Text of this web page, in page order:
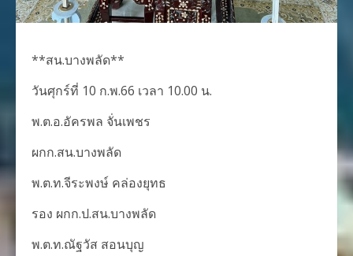
**สน.บางพลัด**
วันศุกร์ที่ 10 ก.พ.66 เวลา 10.00 น.
พ.ต.อ.อัครพล จั่นเพชร
ผกก.สน.บางพลัด
พ.ต.ท.จีระพงษ์ คล่องยุทธ
รอง ผกก.ป.สน.บางพลัด
พ.ต.ท.ณัฐวัส สอนบุญ